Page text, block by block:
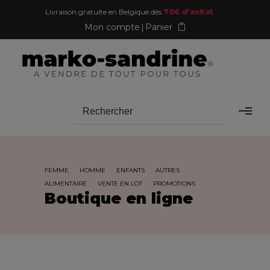
Livraison gratuite en Belgique dès 70€ d'achat
Mon compte Panier
FEMME HOMME ENFANTS
AUTRES
ALIMENTAIRE
VENTE EN LOT PROMOTIONS
Boutique en ligne